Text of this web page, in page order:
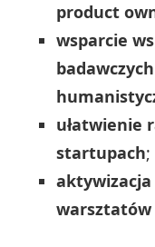
product
wsparcie
ułatwienie
startupach;